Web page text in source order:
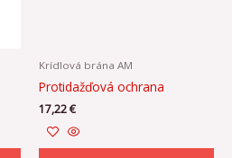
Krídlová brána AM
Protidažďová ochrana
17,22€